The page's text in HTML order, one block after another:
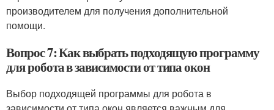
производителем для получения дополнительной
помощи.
Вопрос 7: Как выбрать подходящую программу
для робота в зависимости от типа окон
Выбор подходящей программы для робота в